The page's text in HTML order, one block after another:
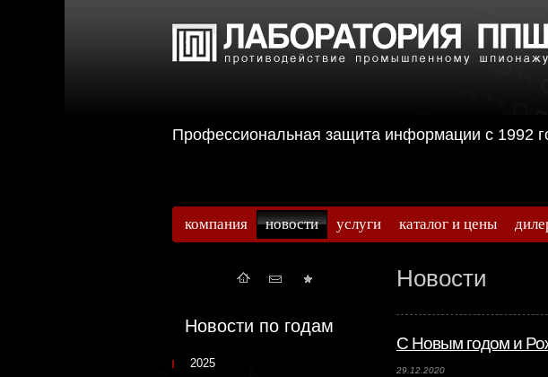
Профессиональная защита информации с
компания новости услуги каталог и цены
Новости
С Новым годом и
29.12.2020
Новости по годам
2025